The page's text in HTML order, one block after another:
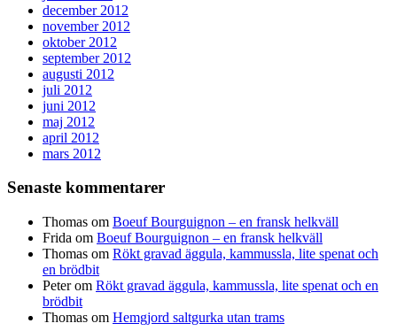
december 2012
november 2012
oktober 2012
september 2012
augusti 2012
juli 2012
juni 2012
maj 2012
april 2012
mars 2012
Senaste kommentarer
Thomas om Boeuf Bourguignon – en fransk helkväll
Frida om Boeuf Bourguignon – en fransk helkväll
Thomas om Rökt gravad äggula, kammussla, lite spenat och
en brödbit
Peterom Rökt gravad äggula, kammussla, lite spenat och en
brödbit
Thomas om Hemgjord saltgurka utan trams